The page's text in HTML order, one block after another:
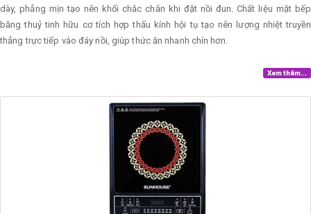
dày, phẳng mịn tạo nên khối chắc chắn khi đặt nồi đun. Chất liệu mặt bếp
bằng thuỷ tinh hữu cơ tích hợp thấu kính hội tụ tạo nên lượng nhiệt truyền
thẳng trực tiếp vào đáy nồi, giúp thức ăn nhanh chín hơn.
Xem thêm...